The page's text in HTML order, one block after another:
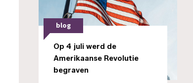
blog
Op 4 juli werd de
Amerikaanse Revolutie
begraven